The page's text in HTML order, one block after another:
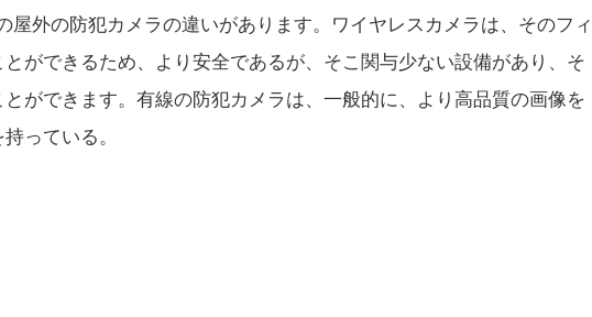
屋外の防犯カメラの違いがあります。ワイヤレスカメラは、そのフィ
ができるため、より安全であるが、そこ関与少ない設備があり、そ
ができます。有線の防犯カメラは、一般的に、より高品質の画像を
っている。